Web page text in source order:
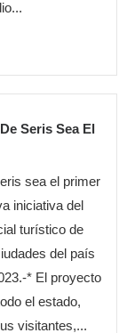
Seris Sea El
sea el primer
iniciativa del
turístico de
del país
* El proyecto
el estado,
visitantes,...